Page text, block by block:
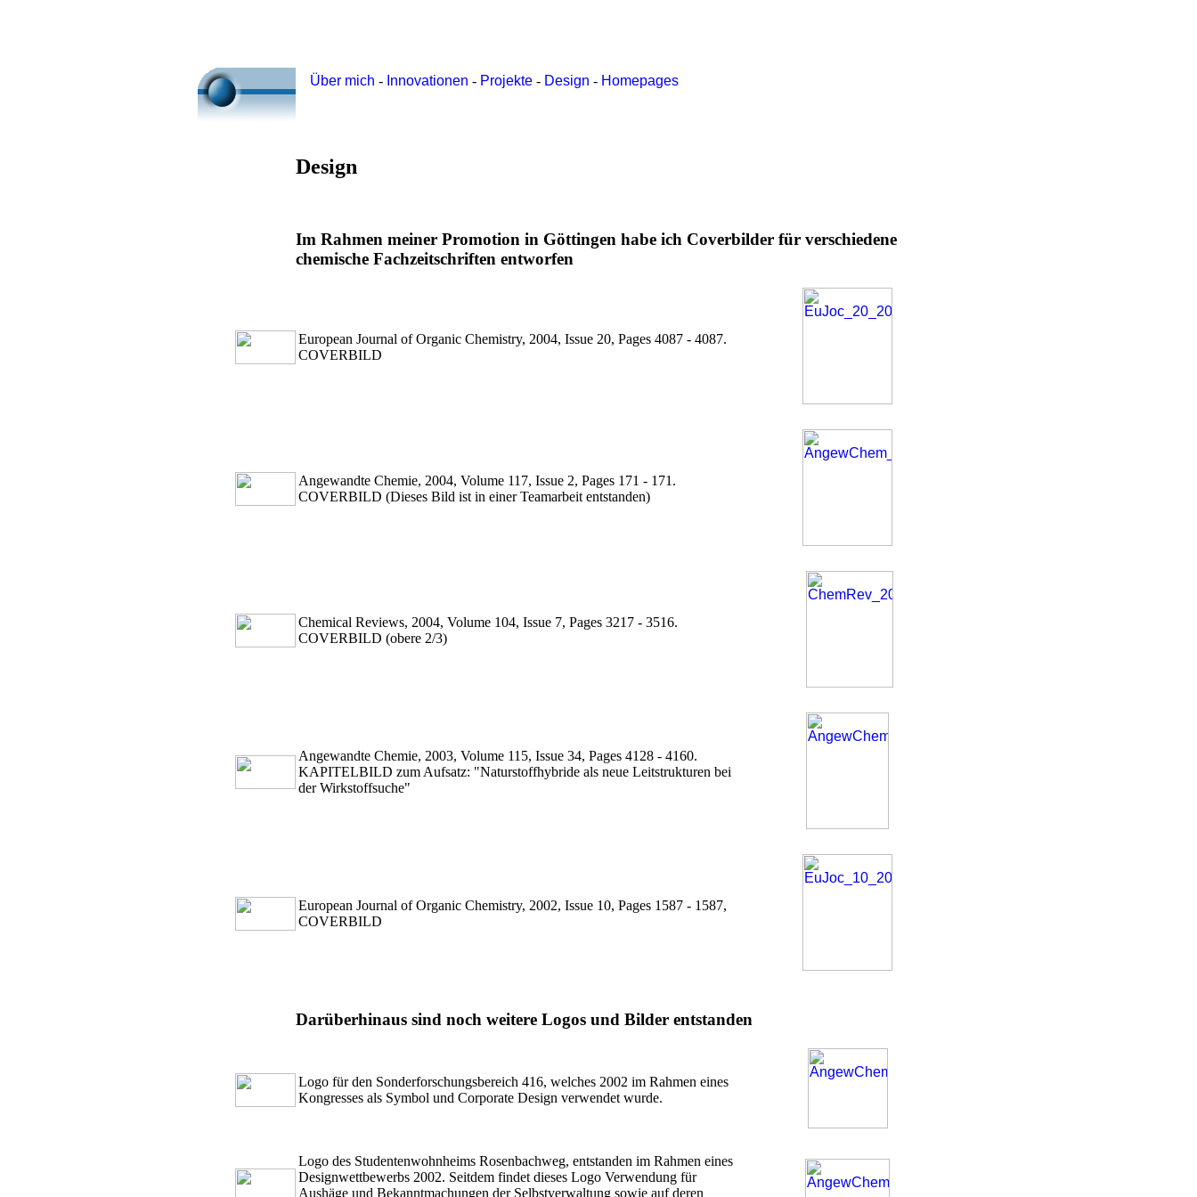
Über mich - Innovationen - Projekte - Design - Homepages
Design
Im Rahmen meiner Promotion in Göttingen habe ich Coverbilder für verschiedene
chemische Fachzeitschriften entworfen
European Journal of Organic Chemistry, 2004, Issue 20, Pages 4087 - 4087.
COVERBILD
Angewandte Chemie, 2004, Volume 117, Issue 2, Pages 171 - 171.
COVERBILD (Dieses Bild ist in einer Teamarbeit entstanden)
Chemical Reviews, 2004, Volume 104, Issue 7, Pages 3217 - 3516.
COVERBILD (obere 2/3)
Angewandte Chemie, 2003, Volume 115, Issue 34, Pages 4128 - 4160.
KAPITELBILD zum Aufsatz: "Naturstoffhybride als neue Leitstrukturen bei
der Wirkstoffsuche"
European Journal of Organic Chemistry, 2002, Issue 10, Pages 1587 - 1587,
COVERBILD
Darüberhinaus sind noch weitere Logos und Bilder entstanden
Logo für den Sonderforschungsbereich 416, welches 2002 im Rahmen eines
Kongresses als Symbol und Corporate Design verwendet wurde.
Logo des Studentenwohnheims Rosenbachweg, entstanden im Rahmen eines
Designwettbewerbs 2002. Seitdem findet dieses Logo Verwendung für
Aushäge und Bekanntmachungen der Selbstverwaltung sowie auf deren